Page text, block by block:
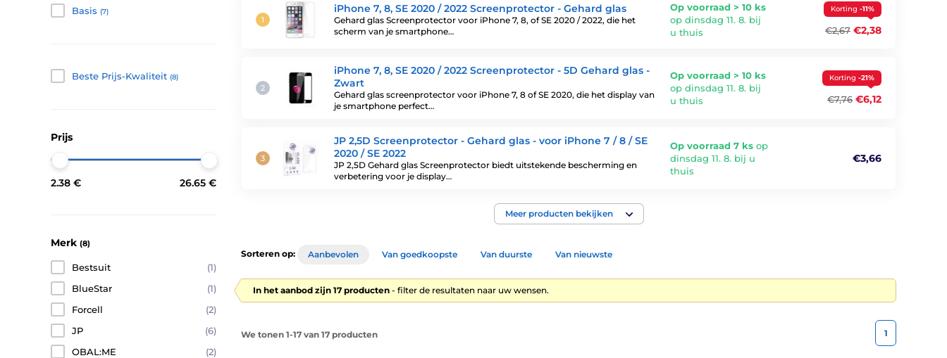
iPhone 7, 8, SE 2020 / 2022 Screenprotector - Gehard glas
Gehard glas Screenprotector voor iPhone 7, 8, of SE 2020 / 2022, die het
scherm van je smartphone…
Op voorraad > 10 ks
op dinsdag 11. 8. bij
u thuis
Korting -11%
€2,67 €2,38
iPhone 7, 8, SE 2020 / 2022 Screenprotector - 5D Gehard glas -
Zwart
Gehard glas screenprotector voor iPhone 7, 8 of SE 2020, die het display van
je smartphone perfect…
Op voorraad > 10 ks
op dinsdag 11. 8. bij
u thuis
Korting -21%
€7,76 €6,12
JP 2,5D Screenprotector - Gehard glas - voor iPhone 7 / 8 / SE
2020 / SE 2022
JP 2,5D Gehard glas Screenprotector biedt uitstekende bescherming en
verbetering voor je display…
Op voorraad 7 ks op
dinsdag 11. 8. bij u
thuis
€3,66
Meer producten bekijken
Basis (7)
Beste Prijs-Kwaliteit (8)
Prijs
2.38 € 26.65 €
Merk (8)
Bestsuit
(1)
BlueStar
(1)
Forcell
(2)
JP
(6)
OBAL:ME
(2)
Sorteren op: Aanbevolen Van goedkoopste Van duurste Van nieuwste
In het aanbod zijn 17 producten - filter de resultaten naar uw wensen.
We tonen 1-17 van 17 producten 1